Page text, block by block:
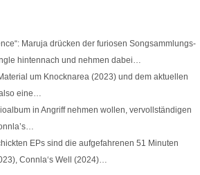
Maruja drücken der furiosen Songsammlungs-
hintennach und nehmen dabei…
um Knocknarea (2023) und dem aktuellen
eine…
in Angriff nehmen wollen, vervollständigen
EPs sind die aufgefahrenen 51 Minuten
Connla‘s Well (2024)…